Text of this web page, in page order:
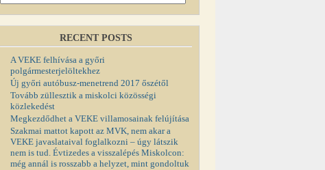
RECENT POSTS
A VEKE felhívása a győri
polgármesterjelöltekhez
Új győri autóbusz-menetrend 2017 őszétől
Tovább züllesztik a miskolci közösségi
közlekedést
Megkezdődhet a VEKE villamosainak felújítása
Szakmai mattot kapott az MVK, nem akar a
VEKE javaslataival foglalkozni – úgy látszik
nem is tud. Évtizedes a visszalépés Miskolcon:
még annál is rosszabb a helyzet, mint gondoltuk